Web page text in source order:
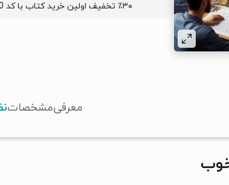
٪۳۰ تخفیف اولین خرید کتاب با کد
معرفیمشخصات